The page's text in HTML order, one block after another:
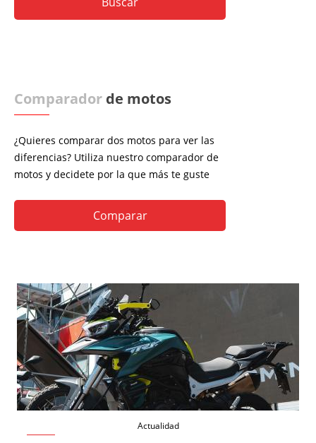
Comparador de motos
¿Quieres comparar dos motos para ver las
diferencias? Utiliza nuestro comparador de
motos y decidete por la que más te guste
Comparar
Actualidad